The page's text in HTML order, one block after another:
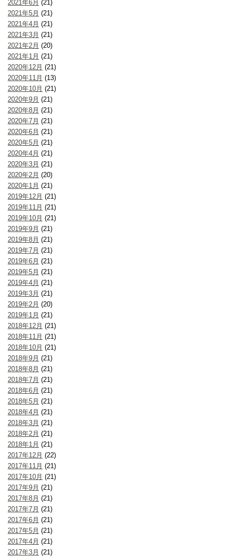
2021年6月 (21)
2021年5月 (21)
2021年4月 (21)
2021年3月 (21)
2021年2月 (20)
2021年1月 (21)
2020年12月 (21)
2020年11月 (13)
2020年10月 (21)
2020年9月 (21)
2020年8月 (21)
2020年7月 (21)
2020年6月 (21)
2020年5月 (21)
2020年4月 (21)
2020年3月 (21)
2020年2月 (20)
2020年1月 (21)
2019年12月 (21)
2019年11月 (21)
2019年10月 (21)
2019年9月 (21)
2019年8月 (21)
2019年7月 (21)
2019年6月 (21)
2019年5月 (21)
2019年4月 (21)
2019年3月 (21)
2019年2月 (20)
2019年1月 (21)
2018年12月 (21)
2018年11月 (21)
2018年10月 (21)
2018年9月 (21)
2018年8月 (21)
2018年7月 (21)
2018年6月 (21)
2018年5月 (21)
2018年4月 (21)
2018年3月 (21)
2018年2月 (21)
2018年1月 (21)
2017年12月 (22)
2017年11月 (21)
2017年10月 (21)
2017年9月 (21)
2017年8月 (21)
2017年7月 (21)
2017年6月 (21)
2017年5月 (21)
2017年4月 (21)
2017年3月 (21)